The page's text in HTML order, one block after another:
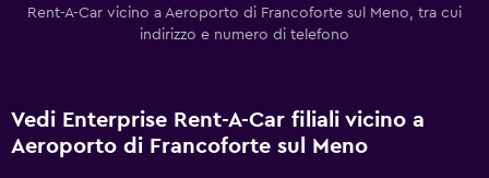
Rent-A-Car vicino a Aeroporto di Francoforte sul Meno, tra cui
indirizzo e numero di telefono
Vedi Enterprise Rent-A-Car filiali vicino a
Aeroporto di Francoforte sul Meno